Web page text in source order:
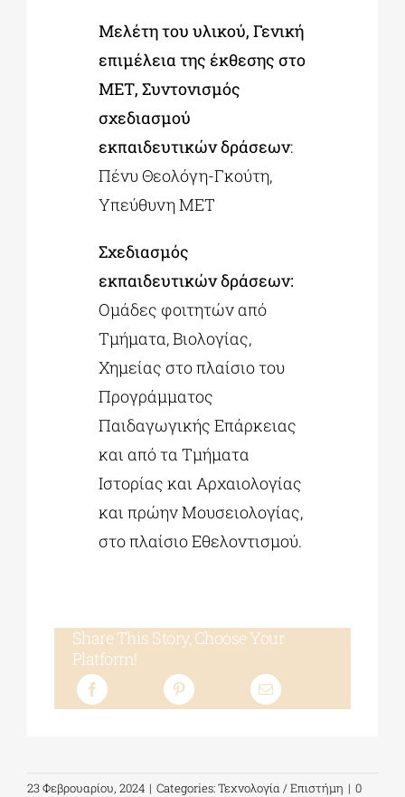
Μελέτη του υλικού, Γενική
επιμέλεια της έκθεσης στο
ΜΕΤ, Συντονισμός
σχεδιασμού
εκπαιδευτικών δράσεων:
Πένυ Θεολόγη-Γκούτη,
Υπεύθυνη ΜΕΤ
Σχεδιασμός
εκπαιδευτικών δράσεων:
Ομάδες φοιτητών από
Τμήματα, Βιολογίας,
Χημείας στο πλαίσιο του
Προγράμματος
Παιδαγωγικής Επάρκειας
και από τα Τμήματα
Ιστορίας και Αρχαιολογίας
και πρώην Μουσειολογίας,
στο πλαίσιο Εθελοντισμού.
Share This Story, Choose Your
Platform!
23 Φεβρουαρίου, 2024 | Categories:Τεχνολογία / Επιστήμη | 0